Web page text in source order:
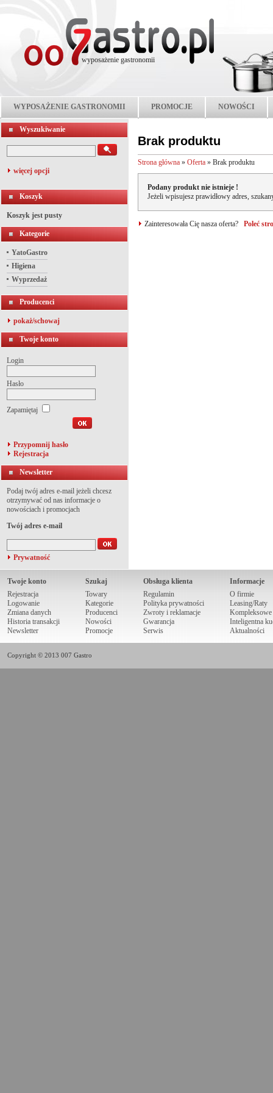
wyposażenie gastronomii
WYPOSAŻENIE GASTRONOMII PROMOCJE NOWOŚCI
Wyszukiwanie
więcej opcji
Koszyk
Koszyk jest pusty
Kategorie
YatoGastro
Higiena
Wyprzedaż
Producenci
pokaż/schowaj
Twoje konto
Login
Hasło
Zapamiętaj
Przypomnij hasło
Rejestracja
Newsletter
Podaj twój adres e-mail jeżeli chcesz
otrzymywać od nas informacje o
nowościach i promocjach
Twój adres e-mail
Prywatność
Brak produktu
Strona główna » Oferta » Brak produktu
Podany produkt nie istnieje !
Jeżeli wpisujesz prawidłowy adres,
Zainteresowała Cię nasza oferta? Poleć
Twoje konto
Rejestracja
Logowanie
Zmiana danych
Historia transakcji
Newsletter
Szukaj
Towary
Kategorie
Producenci
Nowości
Promocje
Obsługa klienta
Regulamin
Polityka prywatności
Zwroty i reklamacje
Gwarancja
Serwis
Informacje
O firmie
Leasing/Raty
Kompleksowe
Inteligentna
Aktualności
Copyright © 2013 007 Gastro